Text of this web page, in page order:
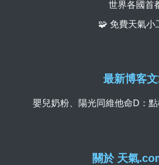
關於 天氣
世界各國首
🧩 免費天氣小
最新博客
嬰兒奶粉、陽光同維他命D：